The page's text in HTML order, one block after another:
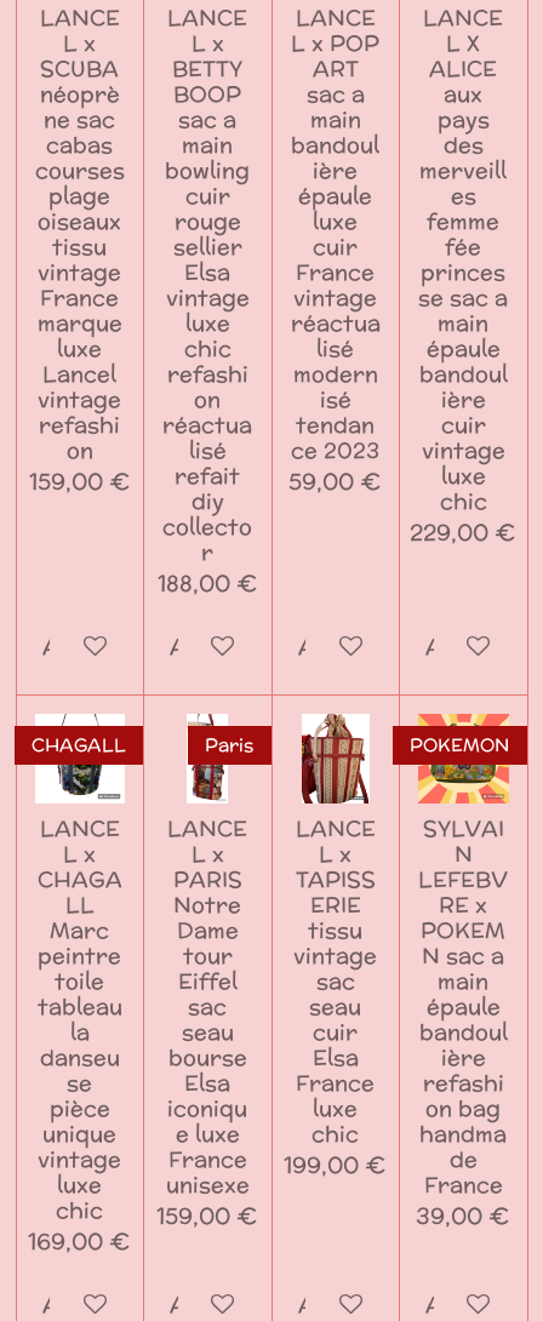
LANCE
L x
SCUBA
néoprè
ne sac
cabas
courses
plage
oiseaux
tissu
vintage
France
marque
luxe
Lancel
vintage
refashi
on
159,00 €
Ajouter au panier
LANCE
L x
BETTY
BOOP
sac a
main
bowling
cuir
rouge
sellier
Elsa
vintage
luxe
chic
refashi
on
réactua
lisé
refait
diy
collecto
r
188,00 €
Ajouter au panier
LANCE
L x POP
ART
sac a
main
bandoul
ière
épaule
luxe
cuir
France
vintage
réactua
lisé
modern
isé
tendan
ce 2023
59,00 €
Ajouter au panier
LANCE
L X
ALICE
aux
pays
des
merveill
es
femme
fée
princes
se sac a
main
épaule
bandoul
ière
cuir
vintage
luxe
chic
229,00 €
Ajouter
CHAGALL
LANCE
L x
CHAGA
LL
Marc
peintre
toile
tableau
la
danseu
se
pièce
unique
vintage
luxe
chic
169,00 €
Ajouter au panier
Paris
LANCE
L x
PARIS
Notre
Dame
tour
Eiffel
sac
seau
bourse
Elsa
iconiqu
e luxe
France
unisexe
159,00 €
Ajouter au panier
LANCE
L x
TAPISS
ERIE
tissu
vintage
sac
seau
cuir
Elsa
France
luxe
chic
199,00 €
Ajouter au panier
POKEMON
SYLVAI
N
LEFEBV
RE x
POKEM
N sac a
main
épaule
bandoul
ière
refashi
on bag
handma
de
France
39,00 €
Ajouter